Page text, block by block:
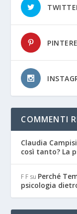
COMMENTI
Claudia Campisi
così tanto? La
F F su Perché
psicologia